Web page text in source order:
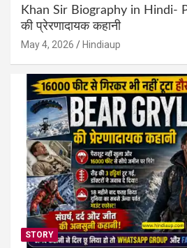
Khan Sir Biography in Hindi-
की प्रेरणादायक कहानी
May 4, 2026 Hindiaup
STORY